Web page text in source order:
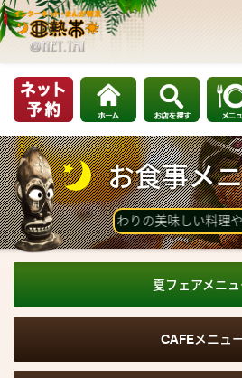
INFORMATION
HOME
社員・アルバイト募集
お知らせ
MENU
モーニング・ランチメニュー
グランドメニュー
お食事メ
料理長こだわりの美味しい料理やガッ
夏フェアメニュ
CAFEメニュ